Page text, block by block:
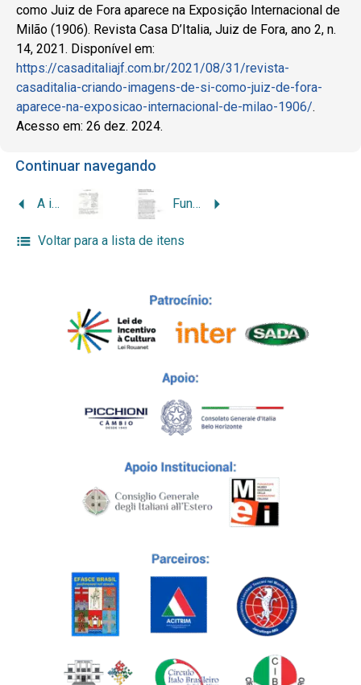
como Juiz de Fora aparece na Exposição Internacional de
Milão (1906). Revista Casa D’Italia, Juiz de Fora, ano 2, n.
14, 2021. Disponível em:
https://casaditaliajf.com.br/2021/08/31/revista-
casaditalia-criando-imagens-de-si-como-juiz-de-fora-
aparece-na-exposicao-internacional-de-milao-1906/.
Acesso em: 26 dez. 2024.
Continuar navegando
A imigração para Minas Gerais no período de 1981/1991, com especial enfoque na migração de retorno Fundição e serralheria artística do imigrante italiano nas primeiras décadas de Belo Horizonte
Voltar para a lista de itens